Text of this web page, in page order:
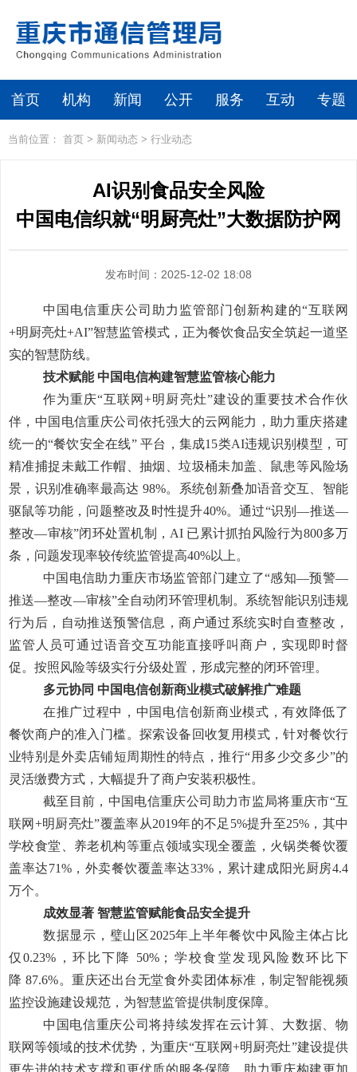
首页 机构 新闻 公开 服务 互动 专题
当前位置： 首页 > 新闻动态 > 行业动态
AI识别食品安全风险
中国电信织就“明厨亮灶”大数据防护网
发布时间：2025-12-02 18:08
中国电信重庆公司助力监管部门创新构建的“互联网
+明厨亮灶+AI”智慧监管模式，正为餐饮食品安全筑起一道坚
实的智慧防线。
技术赋能 中国电信构建智慧监管核心能力
作为重庆“互联网+明厨亮灶”建设的重要技术合作伙
伴，中国电信重庆公司依托强大的云网能力，助力重庆搭建
统一的“餐饮安全在线” 平台，集成15类AI违规识别模型，可
精准捕捉未戴工作帽、抽烟、垃圾桶未加盖、鼠患等风险场
景，识别准确率最高达 98%。系统创新叠加语音交互、智能
驱鼠等功能，问题整改及时性提升40%。通过“识别—推送—
整改—审核”闭环处置机制， AI 已累计抓拍风险行为800多万
条 ，问题发现率较传统监管提高40%以上 。
中国电信助力重庆市场监管部门建立了“感知—预警—
推送—整改—审核”全自动闭环管理机制。系统智能识别违规
行为后，自动推送预警信息，商户通过系统实时自查整改，
监管人员可通过语音交互功能直接呼叫商户，实现即时督
促。按照风险等级实行分级处置，形成完整的闭环管理。
多元协同 中国电信创新商业模式破解推广难题
在推广过程中， 中国电信创新商业模式，有效降低了
餐饮商户的准入门槛。 探索设备回收复用模式，针对餐饮行
业特别是外卖店铺短周期性的特点，推行“用多少交多少”的
灵活缴费方式，大幅提升了商户安装积极性。
截至目前，中国电信重庆公司助力市监局将重庆市“互
联网 +明厨亮灶”覆盖率从2019年的不足 5%提升至25% ，其中
学校食堂、养老机构等重点领域实现全覆盖，火锅类餐饮覆
盖率达71%，外卖餐饮覆盖率达33%，累计建成阳光厨房4.4
万个。
成效显著 智慧监管赋能食品安全提升
数据显示，璧山区2025年上半年餐饮中风险主体占比
仅0.23% ，环比下降 50% ；学校食堂发现风险数环比下
降 87.6%。重庆还出台无堂食外卖团体标准，制定智能视频
监控设施建设规范，为智慧监管提供制度保障。
中国电信重庆公司将持续发挥在云计算、大数据、物
联网等领域的技术优势 ， 为重庆“互联网+明厨亮灶”建设提供
更先进的技术支撑和更优质的服务保障
助力重庆构建更加